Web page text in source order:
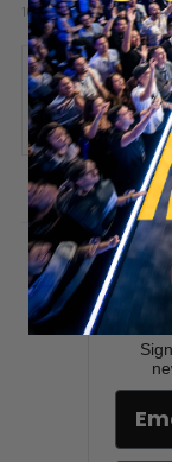
16 hours ago Add
ADD COMMENT
You must be